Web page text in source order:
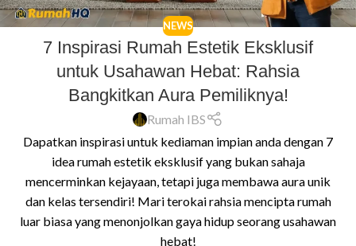
NEWS
7 Inspirasi Rumah Estetik Eksklusif
untuk Usahawan Hebat: Rahsia
Bangkitkan Aura Pemiliknya!
Rumah IBS
Dapatkan inspirasi untuk kediaman impian anda dengan 7
idea rumah estetik eksklusif yang bukan sahaja
mencerminkan kejayaan, tetapi juga membawa aura unik
dan kelas tersendiri! Mari terokai rahsia mencipta rumah
luar biasa yang menonjolkan gaya hidup seorang usahawan
hebat!